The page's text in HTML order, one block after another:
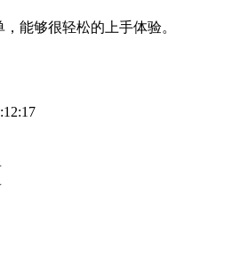
能够很轻松的上手体验。